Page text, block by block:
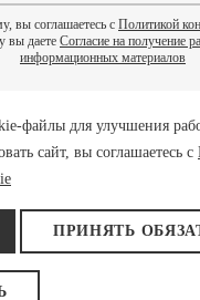
вы соглашаетесь с Политикой
вы даете Согласие на получение
информационных материалов
Политика
Пользовательское соглашение
Договор оферты
© 2026 «Имидж-Оптика»
– компания
файлы для улучшения
сайт, вы соглашаетесь с
ПРИНЯТЬ